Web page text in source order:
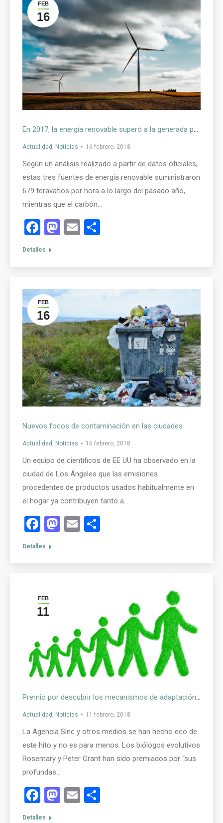
FEB
16
En 2017, la energía renovable superó a la generada por el carbón en la Unión Europea, pero no es suficiente
Actualidad , Noticias 16 febrero, 2018
Según un análisis realizado a partir de datos oficiales,
estas tres fuentes de energía renovable suministraron
679 teravatios por hora a lo largo del pasado año,
mientras que el carbón…
Facebook
Mastodon
Email
Detalles
FEB
16
Nuevos focos de contaminación en las ciudades
Actualidad Noticias 16 febrero, 2018
Un equipo de científicos de EE UU ha observado en la
ciudad de Los Ángeles que las emisiones
procedentes de productos usados habitualmente en
el hogar ya contribuyen tanto a…
Facebook
Mastodon
Email
Detalles
FEB
11
Premio por descubrir los mecanismos de adaptación de las especies
Actualidad Noticias 11 febrero, 2018
La Agencia Sinc y otros medios se han hecho eco de
este hito y no es para menos. Los biólogos evolutivos
Rosemary y Peter Grant han sido premiados por “sus
profundas…
Facebook
Mastodon
Email
Detalles